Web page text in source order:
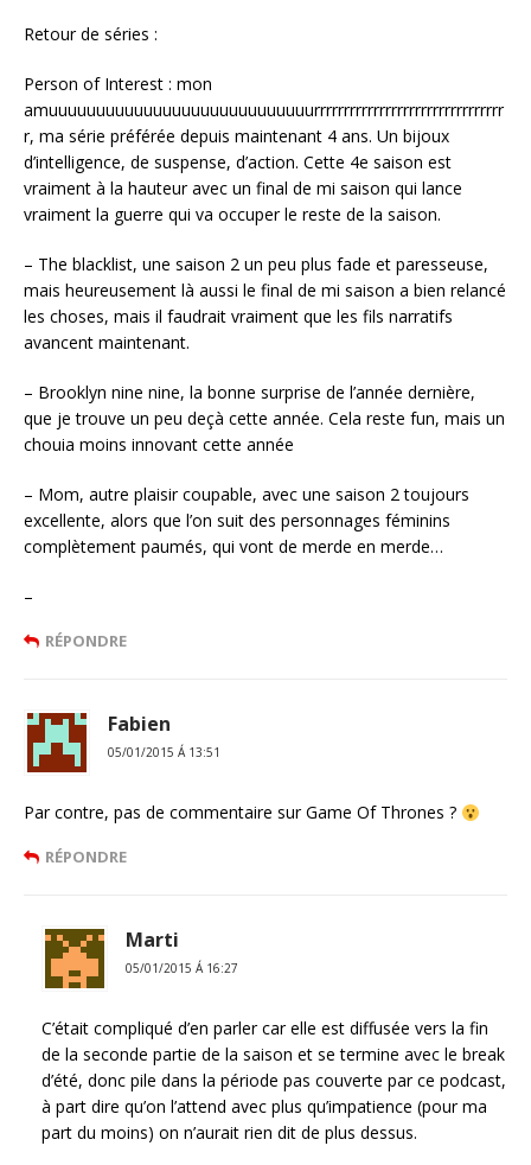
Retour de séries :
Person of Interest : mon
amuuuuuuuuuuuuuuuuuuuuuuuuuuuurrrrrrrrrrrrrrrrrrrrrrrrrrrrrrrr
r, ma série préférée depuis maintenant 4 ans. Un bijoux
d’intelligence, de suspense, d’action. Cette 4e saison est
vraiment à la hauteur avec un final de mi saison qui lance
vraiment la guerre qui va occuper le reste de la saison.
– The blacklist, une saison 2 un peu plus fade et paresseuse,
mais heureusement là aussi le final de mi saison a bien relancé
les choses, mais il faudrait vraiment que les fils narratifs
avancent maintenant.
– Brooklyn nine nine, la bonne surprise de l’année dernière,
que je trouve un peu deçà cette année. Cela reste fun, mais un
chouia moins innovant cette année
– Mom, autre plaisir coupable, avec une saison 2 toujours
excellente, alors que l’on suit des personnages féminins
complètement paumés, qui vont de merde en merde…
–
RÉPONDRE
Fabien
05/01/2015 Á 13:51
Par contre, pas de commentaire sur Game Of Thrones ?
RÉPONDRE
Marti
05/01/2015 Á 16:27
C’était compliqué d’en parler car elle est diffusée vers la fin
de la seconde partie de la saison et se termine avec le break
d’été, donc pile dans la période pas couverte par ce podcast,
à part dire qu’on l’attend avec plus qu’impatience (pour ma
part du moins) on n’aurait rien dit de plus dessus.